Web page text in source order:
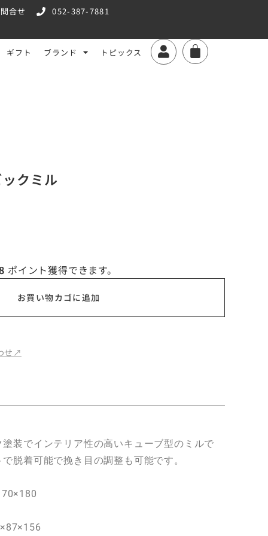
合せ 052-387-7881
ギフト ブランド トピックス
クミル
ポイント獲得できます。
お買い物カゴに追加
せ↗︎
装でインテリア性の高いキューブ型のミルで
脱着可能で挽き目の調整も可能です。